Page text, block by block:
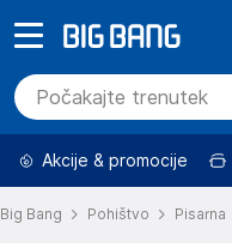
Akcije & promocije
Big Bang Pohištvo Pisarna